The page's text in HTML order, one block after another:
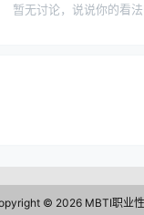
暂无讨论，说说你的看
© 2026 MBTI职业